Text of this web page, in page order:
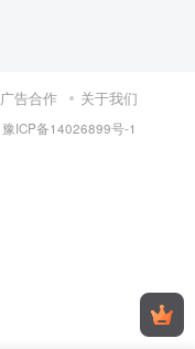
广告合作 关于我们
豫ICP备14026899号-1